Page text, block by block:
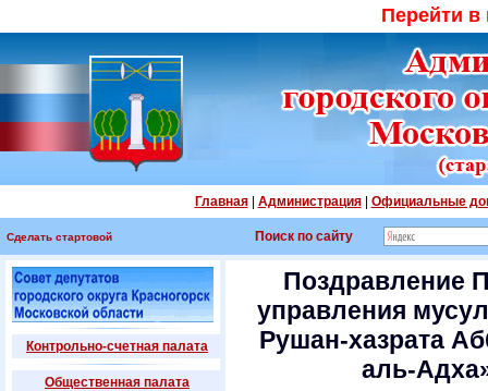
Перейти
Главная| Администрация| Официальные
Сделать стартовой Поиск по сайту
Контрольно-счетная палата
Общественная палата
Поздравление
управления
Рушан-хазрата
аль-